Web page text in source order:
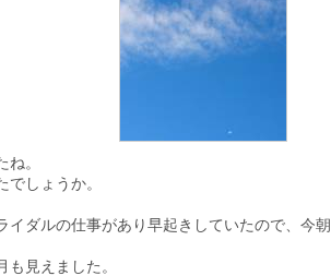
。
でしょうか。
イダルの仕事があり早起きしていたので、今
も見えました。